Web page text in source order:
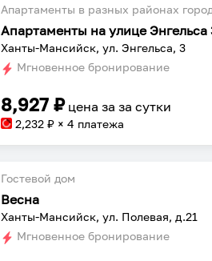
Апартаменты в разных районах
Апартаменты на улице Энгельса
Ханты-Мансийск, ул. Энгельса, 3
Мгновенное бронирование
8,927 ₽ цена заза сутки
2,232 ₽ × 4 платежа
Гостевой дом
Весна
Ханты-Мансийск, ул. Полевая, д.21
Мгновенное бронирование